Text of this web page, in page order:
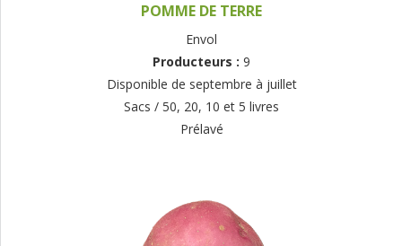
POMME DE TERRE
Envol
Producteurs : 9
Disponible de septembre à juillet
Sacs / 50, 20, 10 et 5 livres
Prélavé